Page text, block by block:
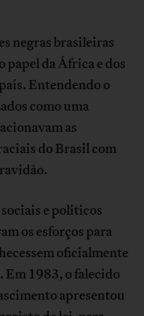
negras brasileiras
papel da África e dos
Entendendo o
como uma
as
do Brasil com
e políticos
os esforços para
oficialmente
Em 1983, o falecido
apresentou